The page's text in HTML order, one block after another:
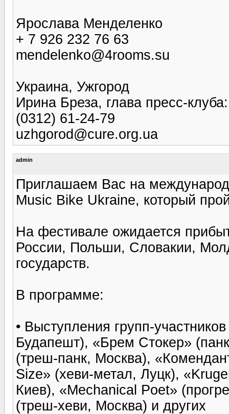
Ярослава Менделенко
+ 7 926 232 76 63
mendelenko@4rooms.su
Украина, Ужгород
Ирина Бреза, глава пресс-клуба:
(0312) 61-24-79
uzhgorod@cure.org.ua
admin
Приглашаем Вас на
Music Bike Ukrainе, который
На фестивале ожидается
России, Польши, Словакии,
государств.
В программе:
• Выступления групп-
Будапешт), «Брем Стокер»
(треш-панк, Москва),
Size» (хеви-метал, Луцк),
Киев), «Mechanical Poet»
(треш-хеви, Москва) и других